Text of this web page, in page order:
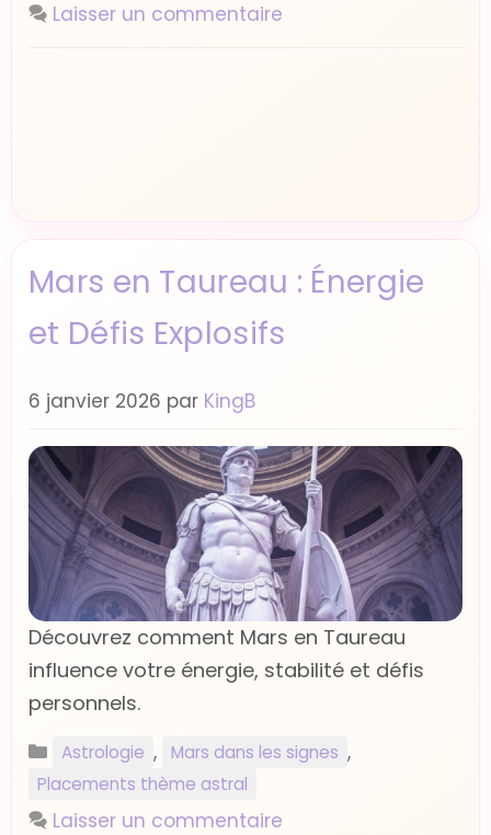
Laisser un commentaire
Mars en Taureau : Énergie
et Défis Explosifs
6 janvier 2026 par KingB
Découvrez comment Mars en Taureau
influence votre énergie, stabilité et défis
personnels.
Catégories
Astrologie , Mars dans les signes ,
Placements thème astral
Laisser un commentaire